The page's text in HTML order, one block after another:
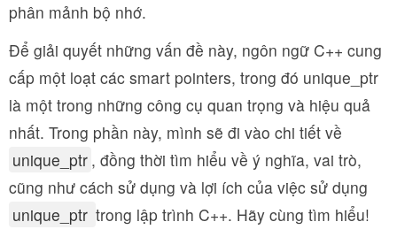
phân mảnh bộ nhớ.
Để giải quyết những vấn đề này, ngôn ngữ C++ cung
cấp một loạt các smart pointers, trong đó unique_ptr
là một trong những công cụ quan trọng và hiệu quả
nhất. Trong phần này, mình sẽ đi vào chi tiết về
unique_ptr , đồng thời tìm hiểu về ý nghĩa, vai trò,
cũng như cách sử dụng và lợi ích của việc sử dụng
unique_ptr trong lập trình C++. Hãy cùng tìm hiểu!